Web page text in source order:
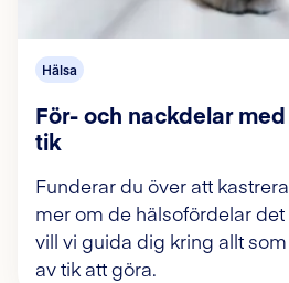
Hälsa
För- och nackdelar
tik
Funderar du över att
mer om de hälsofördelar
vill vi guida dig kring allt
av tik att göra.